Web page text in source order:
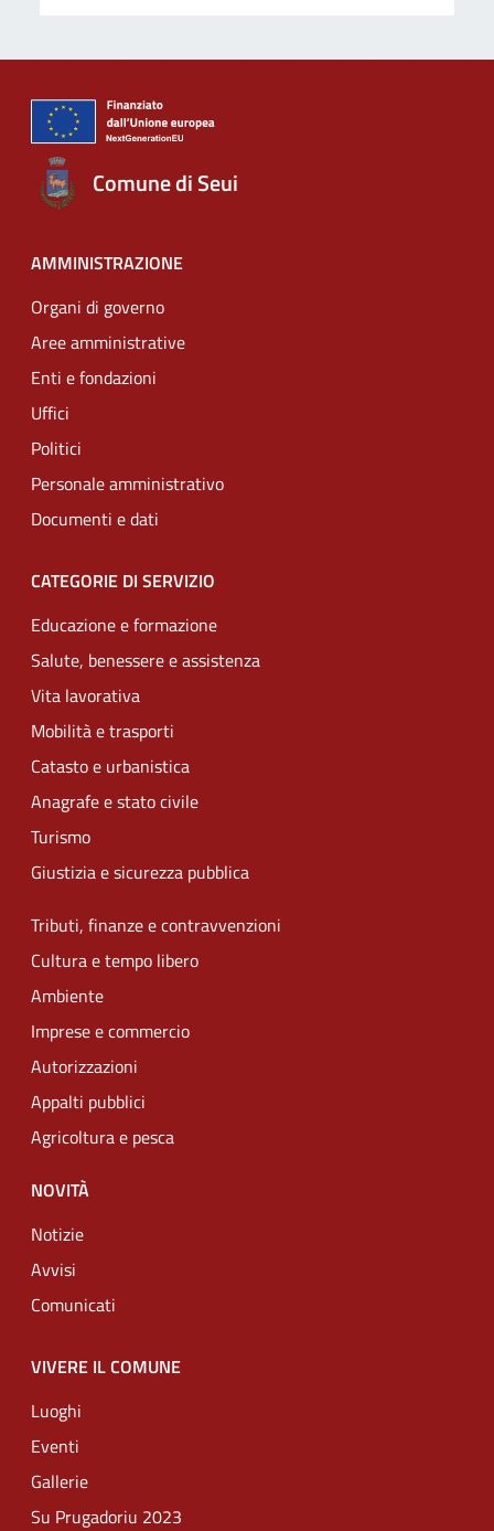
Comune di Seui
AMMINISTRAZIONE
Organi di governo
Aree amministrative
Enti e fondazioni
Uffici
Politici
Personale amministrativo
Documenti e dati
CATEGORIE DI SERVIZIO
Educazione e formazione
Salute, benessere e assistenza
Vita lavorativa
Mobilità e trasporti
Catasto e urbanistica
Anagrafe e stato civile
Turismo
Giustizia e sicurezza pubblica
Tributi, finanze e contravvenzioni
Cultura e tempo libero
Ambiente
Imprese e commercio
Autorizzazioni
Appalti pubblici
Agricoltura e pesca
NOVITÀ
Notizie
Avvisi
Comunicati
VIVERE IL COMUNE
Luoghi
Eventi
Gallerie
Su Prugadoriu 2023